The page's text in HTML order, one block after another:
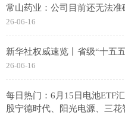
常山药业：公司目前还无法
26-06-16
新华社权威速览丨省级“十五
26-06-16
每日热门：6月15日电池ETF
股宁德时代、阳光电源、三花